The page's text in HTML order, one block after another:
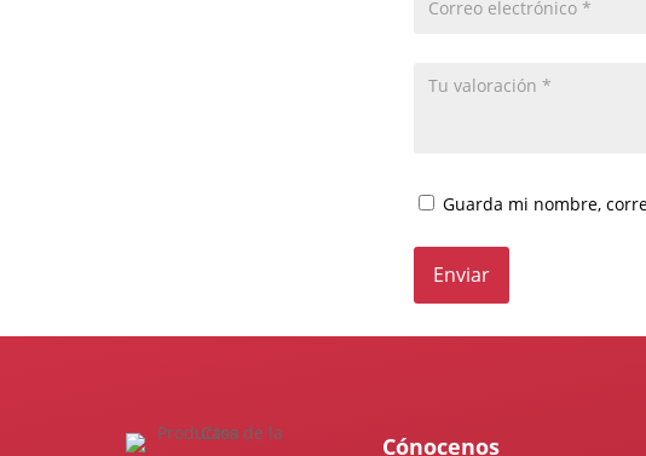
Guarda mi nombre,
Cónocenos